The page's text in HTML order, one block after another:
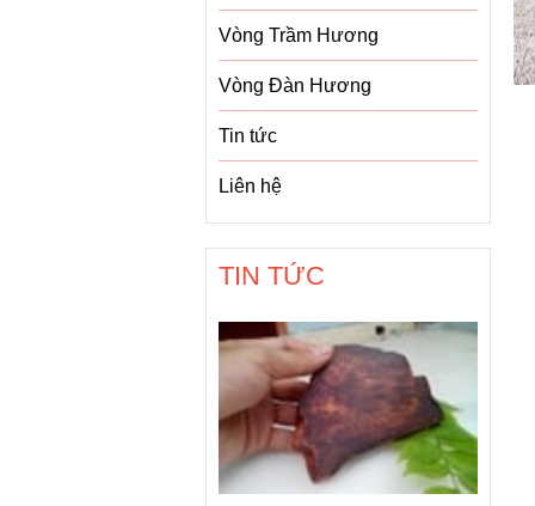
Vòng Trầm Hương
Vòng Đàn Hương
Tin tức
Liên hệ
TIN TỨC